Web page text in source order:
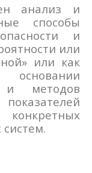
и
способы
и
или
или как
основании
и методов
систем.